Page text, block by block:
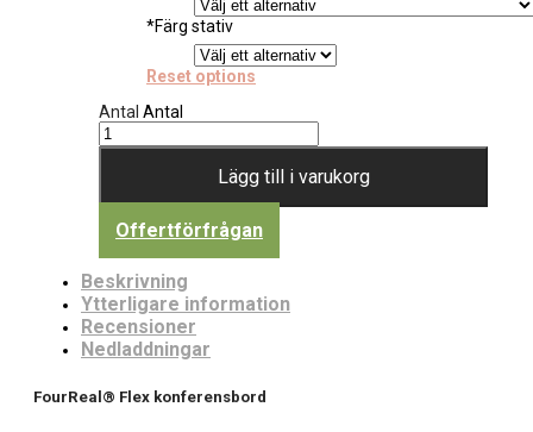
*Färg stativ
Reset options
Antal Antal
Lägg till i varukorg
Offertförfrågan
Beskrivning
Ytterligare information
Recensioner
Nedladdningar
FourReal® Flex konferensbord